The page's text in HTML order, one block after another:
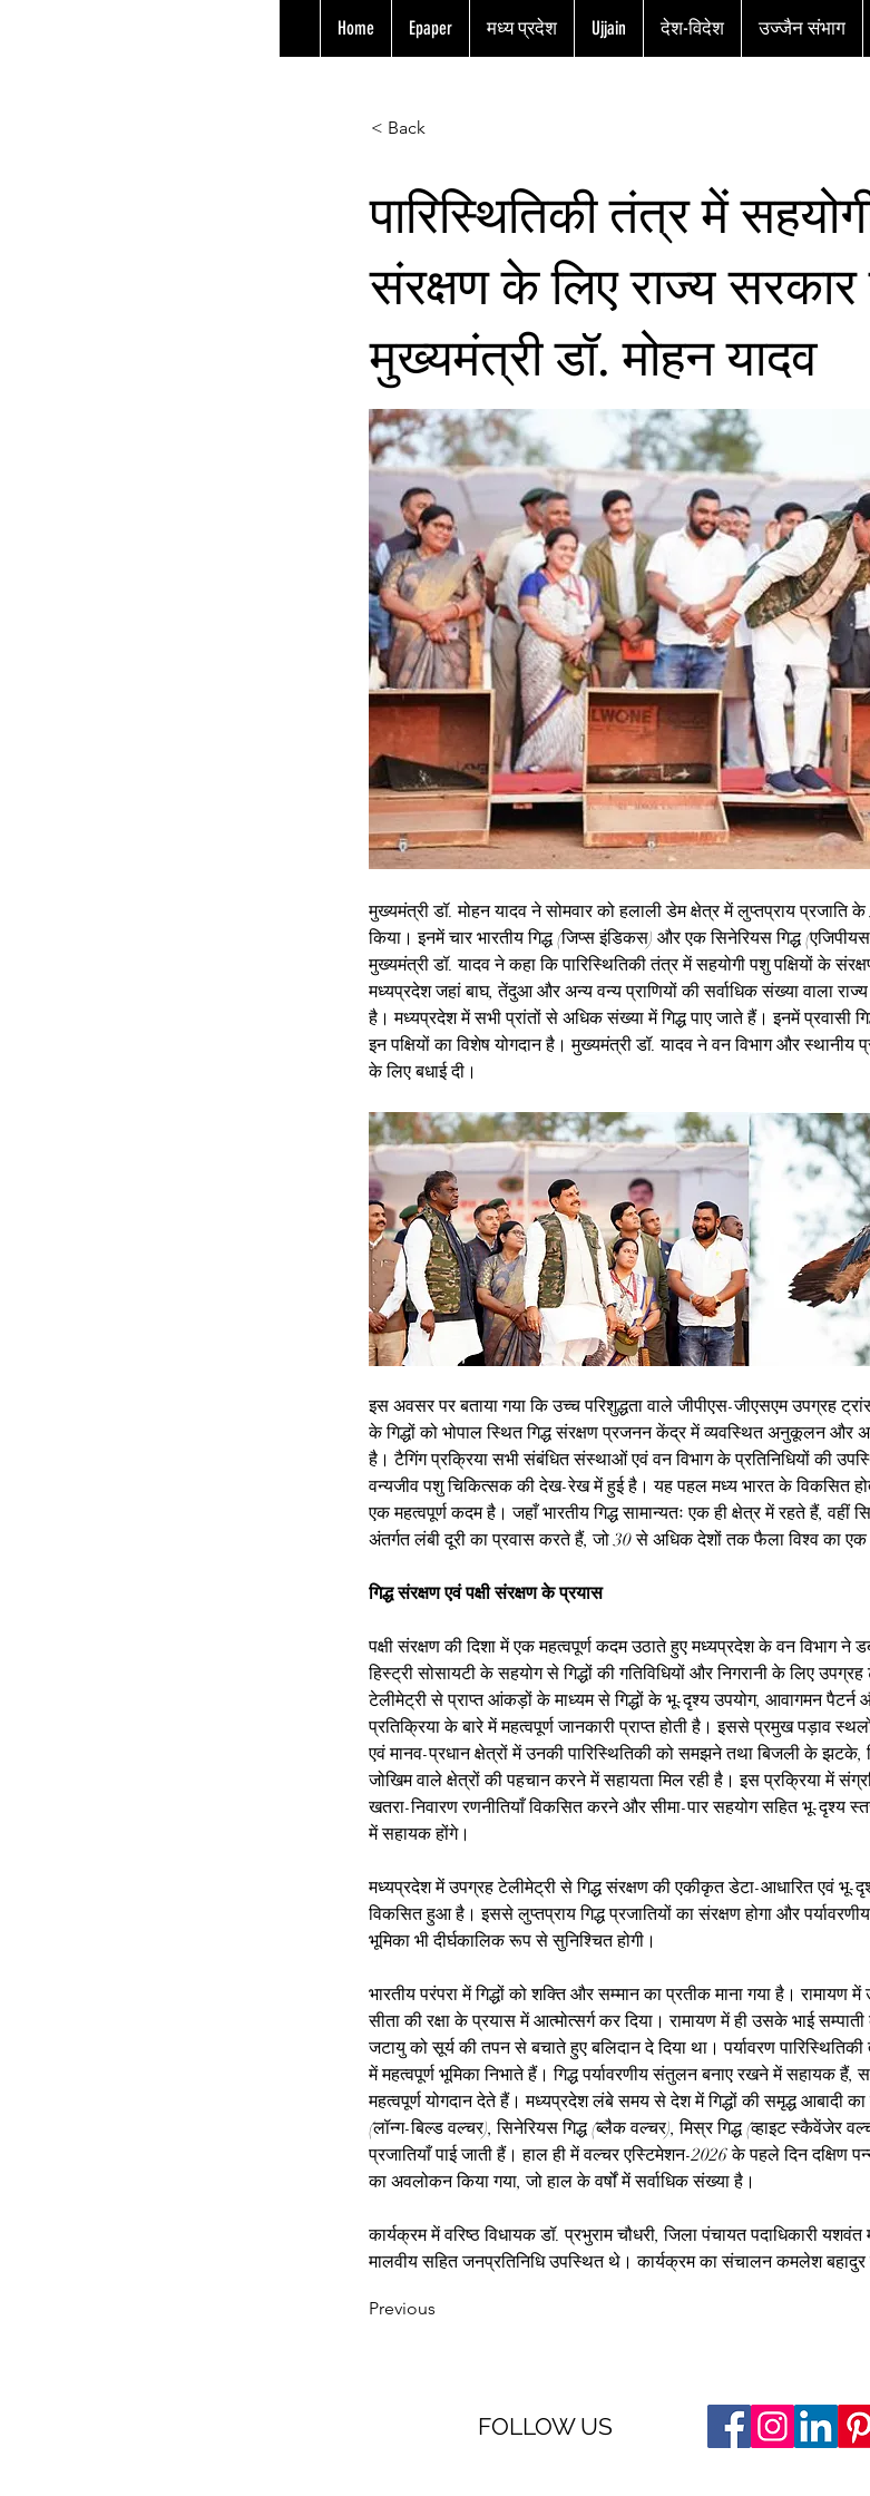
Home Epaper मध्य प्रदेश Ujjain देश-विदेश उज्जैन संभाग
< Back
पारिस्थितिकी तंत्र में
संरक्षण के लिए राज्य सरकार
मुख्यमंत्री डॉ. मोहन यादव
मुख्यमंत्री डॉ. मोहन यादव ने सोमवार को हलाली डेम क्षेत्र में लुप्तप्राय प्रजाति
किया। इनमें चार भारतीय गिद्ध (जिप्स इंडिकस) और एक सिनेरियस गिद्ध
मुख्यमंत्री डॉ. यादव ने कहा कि पारिस्थितिकी तंत्र में सहयोगी पशु पक्षियों के
मध्यप्रदेश जहां बाघ, तेंदुआ और अन्य वन्य प्राणियों की सर्वाधिक संख्या वाला
है। मध्यप्रदेश में सभी प्रांतों से अधिक संख्या में गिद्ध पाए जाते हैं। इनमें प्रवासी
इन पक्षियों का विशेष योगदान है। मुख्यमंत्री डॉ. यादव ने वन विभाग और स्थानीय
के लिए बधाई दी।
इस अवसर पर बताया गया कि उच्च परिशुद्धता वाले जीपीएस-जीएसएम उपग्रह
के गिद्धों को भोपाल स्थित गिद्ध संरक्षण प्रजनन केंद्र में व्यवस्थित अनुकूलन और
है। टैगिंग प्रक्रिया सभी संबंधित संस्थाओं एवं वन विभाग के प्रतिनिधियों की
वन्यजीव पशु चिकित्सक की देख-रेख में हुई है। यह पहल मध्य भारत के विकसित होते
एक महत्वपूर्ण कदम है। जहाँ भारतीय गिद्ध सामान्यतः एक ही क्षेत्र में रहते हैं, वहीं
अंतर्गत लंबी दूरी का प्रवास करते हैं, जो 30 से अधिक देशों तक फैला विश्व का एक
गिद्ध संरक्षण एवं पक्षी संरक्षण के प्रयास
पक्षी संरक्षण की दिशा में एक महत्वपूर्ण कदम उठाते हुए मध्यप्रदेश के वन विभाग ने
हिस्ट्री सोसायटी के सहयोग से गिद्धों की गतिविधियों और निगरानी के लिए
टेलीमेट्री से प्राप्त आंकड़ों के माध्यम से गिद्धों के भू-दृश्य उपयोग, आवागमन पैटर्न
प्रतिक्रिया के बारे में महत्वपूर्ण जानकारी प्राप्त होती है। इससे प्रमुख पड़ाव
एवं मानव-प्रधान क्षेत्रों में उनकी पारिस्थितिकी को समझने तथा बिजली के
जोखिम वाले क्षेत्रों की पहचान करने में सहायता मिल रही है। इस प्रक्रिया में
खतरा-निवारण रणनीतियाँ विकसित करने और सीमा-पार सहयोग सहित भू-दृश्य
में सहायक होंगे।
मध्यप्रदेश में उपग्रह टेलीमेट्री से गिद्ध संरक्षण की एकीकृत डेटा-आधारित एवं भू-
विकसित हुआ है। इससे लुप्तप्राय गिद्ध प्रजातियों का संरक्षण होगा और
भूमिका भी दीर्घकालिक रूप से सुनिश्चित होगी।
भारतीय परंपरा में गिद्धों को शक्ति और सम्मान का प्रतीक माना गया है।
सीता की रक्षा के प्रयास में आत्मोत्सर्ग कर दिया। रामायण में ही उसके भाई
जटायु को सूर्य की तपन से बचाते हुए बलिदान दे दिया था। पर्यावरण
में महत्वपूर्ण भूमिका निभाते हैं। गिद्ध पर्यावरणीय संतुलन बनाए रखने में सहायक हैं,
महत्वपूर्ण योगदान देते हैं। मध्यप्रदेश लंबे समय से देश में गिद्धों की समृद्ध आबादी
(लॉन्ग-बिल्ड वल्चर), सिनेरियस गिद्ध (ब्लैक वल्चर), मिस्र गिद्ध (व्हाइट स्कैवेंजेर
प्रजातियाँ पाई जाती हैं। हाल ही में वल्चर एस्टिमेशन-2026 के पहले दिन दक्षिण
का अवलोकन किया गया, जो हाल के वर्षों में सर्वाधिक संख्या है।
कार्यक्रम में वरिष्ठ विधायक डॉ. प्रभुराम चौधरी, जिला पंचायत पदाधिकारी
मालवीय सहित जनप्रतिनिधि उपस्थित थे। कार्यक्रम का संचालन कमलेश बहादुर
Previous
FOLLOW US